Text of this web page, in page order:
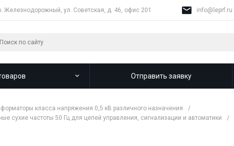
Железнодорожный, ул. Советская, д. 46, офис 201 info@leprf.ru
Отправить заявку
класса напряжения 0,5 кВ различного назначения
/
сухие частоты 50 Гц для цепей управления, сигнализации и автоматики
/